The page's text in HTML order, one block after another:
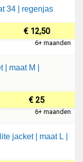
34 | regenjas
€ 12,50
6+ maanden
maat M |
€ 25
6+ maanden
jacket | maat L |